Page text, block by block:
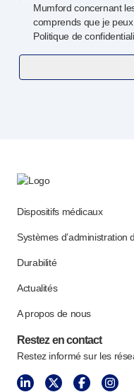
Mumford concernant
comprends que je
Politique de
Dispositifs médicaux
Systèmes d’administration
Durabilité
Actualités
A propos de nous
Restez en contact
Restez informé sur les